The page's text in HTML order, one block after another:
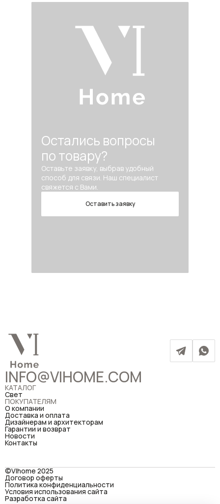
Остались вопросы
по товару?
Оставьте заявку, выбрав удобный
способ для связи. Наш специалист
свяжется с Вами.
Оставить заявку
INFO@VIHOME.COM
КАТАЛОГ
Свет
ПОКУПАТЕЛЯМ
О компании
Доставка и оплата
Дизайнерам и архитекторам
Гарантии и возврат
Новости
Контакты
©VIhome 2025
Договор оферты
Политика конфиденциальности
Условия использования сайта
Разработка сайта